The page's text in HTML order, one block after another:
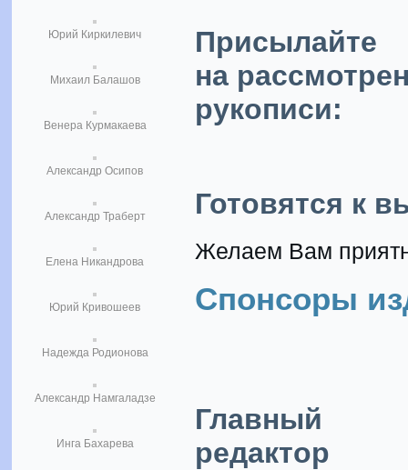
Юрий Киркилевич
Михаил Балашов
Венера Курмакаева
Александр Осипов
Александр Траберт
Елена Никандрова
Юрий Кривошеев
Надежда Родионова
Александр Намгаладзе
Инга Бахарева
Присылайте
на
рукописи:
Готовятся к
Желаем Вам
Спонсоры
Главный
редактор